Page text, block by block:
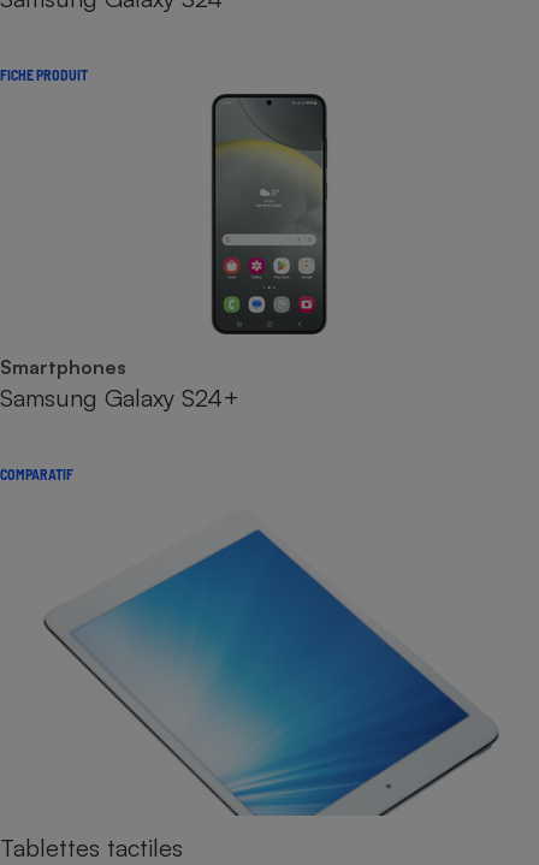
FICHE PRODUIT
Smartphones
Samsung Galaxy S24+
COMPARATIF
Tablettes tactiles